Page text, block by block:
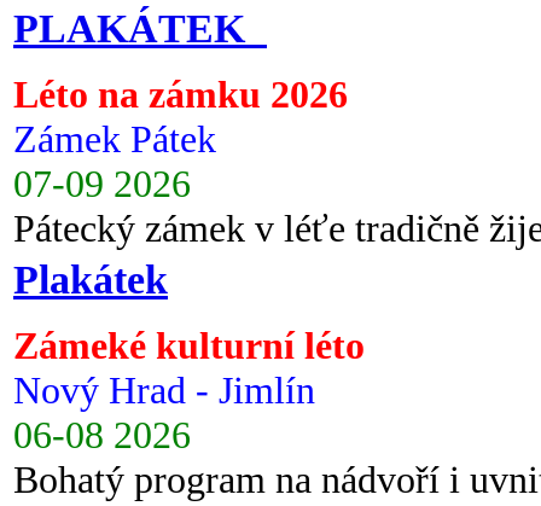
PLAKÁTEK
Léto na zámku 2026
Zámek Pátek
07-09 2026
Pátecký zámek v léťe tradičně
Plakátek
Zámeké kulturní léto
Nový Hrad - Jimlín
06-08 2026
Bohatý program na nádvoří i